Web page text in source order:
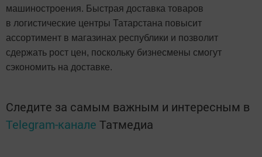
машиностроения. Быстрая доставка товаров
в логистические центры Татарстана повысит
ассортимент в магазинах республики и позволит
сдержать рост цен, поскольку бизнесмены смогут
сэкономить на доставке.
Следите за самым важным и интересным в
Telegram-канале Татмедиа